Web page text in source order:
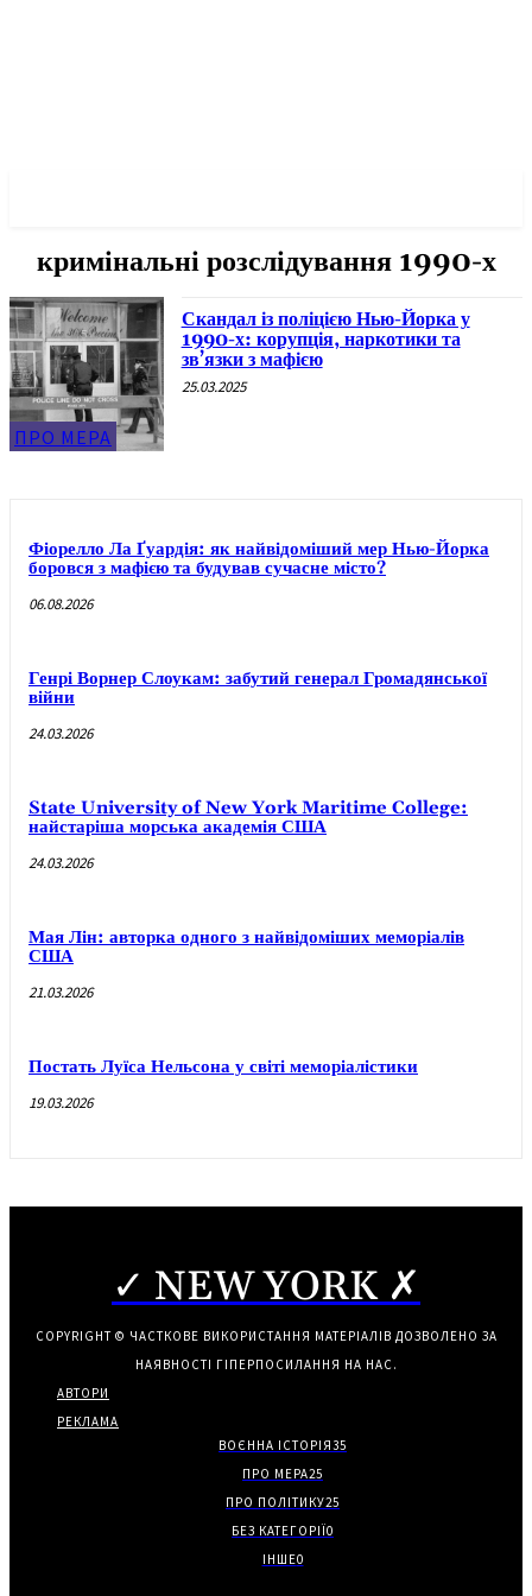
кримінальні розслідування 1990-х
ПРО МЕРА
Скандал із поліцією Нью-Йорка у
1990-х: корупція, наркотики та
зв’язки з мафією
25.03.2025
Фіорелло Ла Ґуардія: як найвідоміший мер Нью-Йорка
боровся з мафією та будував сучасне місто?
06.08.2026
Генрі Ворнер Слоукам: забутий генерал Громадянської
війни
24.03.2026
State University of New York Maritime College:
найстаріша морська академія США
24.03.2026
Мая Лін: авторка одного з найвідоміших меморіалів
США
21.03.2026
Постать Луїса Нельсона у світі меморіалістики
19.03.2026
✓ NEW YORK ✗
COPYRIGHT © ЧАСТКОВЕ ВИКОРИСТАННЯ МАТЕРІАЛІВ ДОЗВОЛЕНО ЗА
НАЯВНОСТІ ГІПЕРПОСИЛАННЯ НА НАС.
АВТОРИ
РЕКЛАМА
ВОЄННА ІСТОРІЯ35
ПРО МЕРА25
ПРО ПОЛІТИКУ25
БЕЗ КАТЕГОРІЇ0
ІНШЕ0